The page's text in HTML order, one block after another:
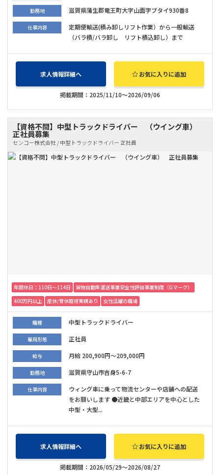
勤務地 滋賀県蒲生郡竜王町大字山面字ブタイ930番8
仕事内容
定期便輸送(積み卸しリフト作業）から一般輸送
（バラ積/バラ卸し リフト積込卸し）まで
求人情報詳細へ お気に入りに追加
掲載期間：2025/11/10～2026/09/06
【資格不問】中型トラックドライバー （ウイング車）
正社員募集
センコー株式会社 / 中型トラックドライバー 正社員
年間休日：110日〜114日
貨物自動車運送事業安全性評価事業制度（Gマーク）
400万円以上
産休/育休取得実績あり 女性活躍の職場
職種 中型トラックドライバー
雇用形態 正社員
給与 月給 200,900円～209,000円
勤務地 滋賀県守山市吉身5-6-7
仕事内容
ウィング車に乗って物流センターや店舗への配送
をお願いします ●近畿と中部エリアを中心とした
中型・大型...
求人情報詳細へ お気に入りに追加
掲載期間：2026/05/29～2026/08/27